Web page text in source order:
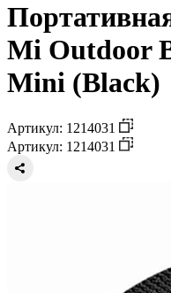
Mi Outdoor
Mini (Black)
Артикул: 1214031
Артикул: 1214031